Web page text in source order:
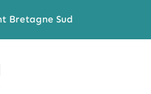
Bretagne Sud